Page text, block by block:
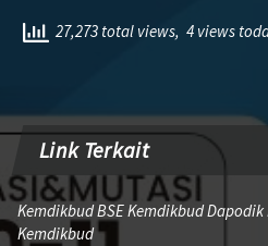
27,273 total views, 4 views
Link Terkait
Kemdikbud BSE Kemdikbud
Kemdikbud